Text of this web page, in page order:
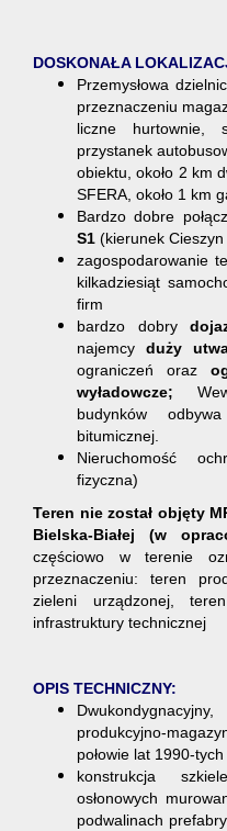
DOSKONAŁA
Przemysłowa
przeznaczeniu
liczne hurtownie,
przystanek
obiektu, około 2 km
SFERA, około 1 km
Bardzo dobre
S1 (kierunek
zagospodarowanie
kilkadziesiąt
firm
bardzo dobry
najemcy duży
ograniczeń oraz
wyładowcze;
budynków
bitumicznej.
Nieruchomość
fizyczna)
Teren nie został objęty
Bielska-Białej (w
częściowo w terenie
przeznaczeniu: teren
zieleni urządzonej,
infrastruktury technicznej
OPIS TECHNICZNY:
produkcyjno-
połowie lat 1990-
konstrukcja
osłonowych
podwalinach